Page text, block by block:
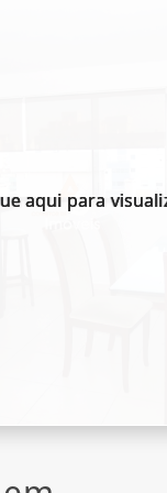
aqui para